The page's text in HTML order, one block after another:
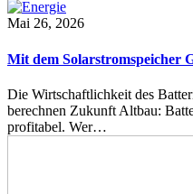
Mai 26, 2026
Mit dem Solarstromspeicher
Die Wirtschaftlichkeit des
berechnen Zukunft Altbau:
profitabel. Wer…